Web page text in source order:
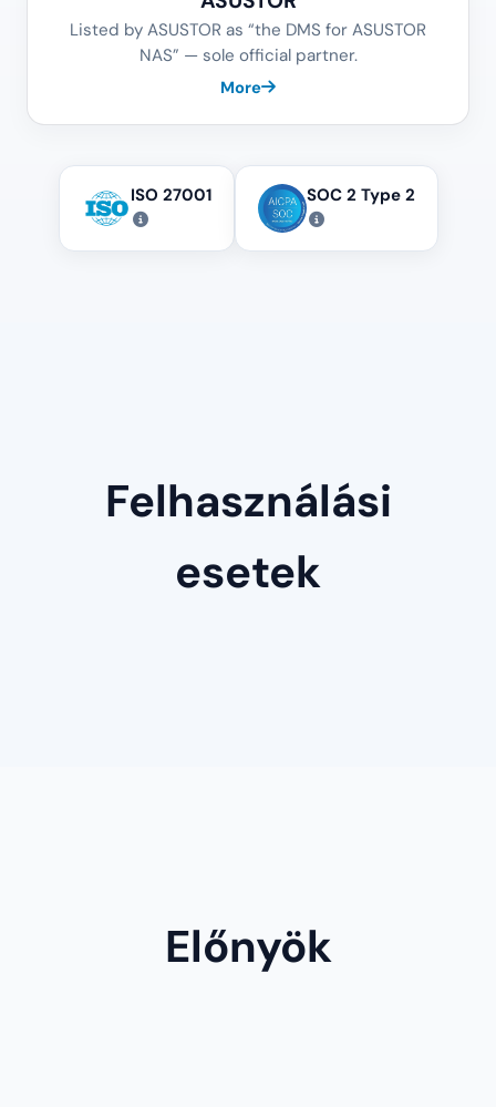
Listed by ASUSTOR as “the DMS for ASUSTOR
NAS” — sole official partner.
More
ISO 27001 SOC 2 Type 2
Felhasználási
esetek
Előnyök